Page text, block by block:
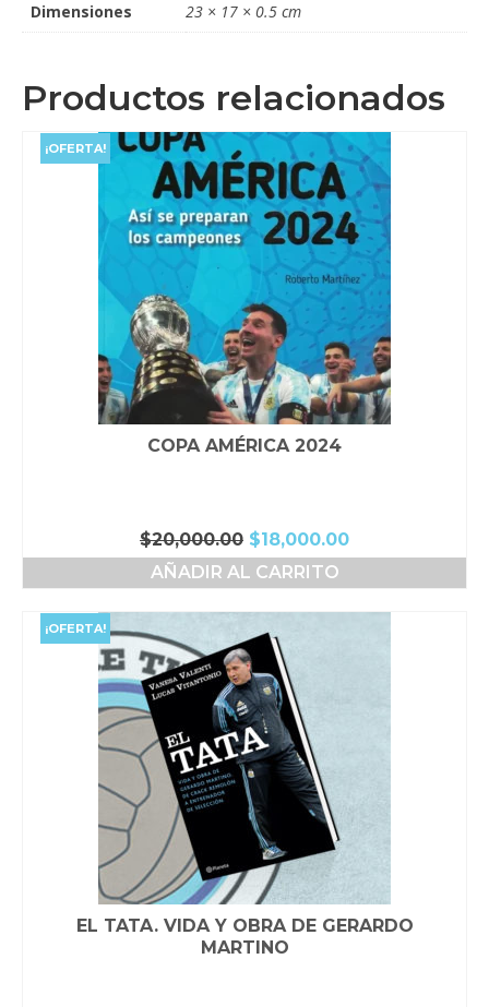
Dimensiones 23 × 17 × 0.5 cm
Productos relacionados
¡OFERTA!
COPA AMÉRICA 2024
$20,000.00 El
precio
original
$18,000.00El
precio
AÑADIR AL CARRITO
¡OFERTA!
EL TATA. VIDA Y OBRA DE GERARDO
MARTINO